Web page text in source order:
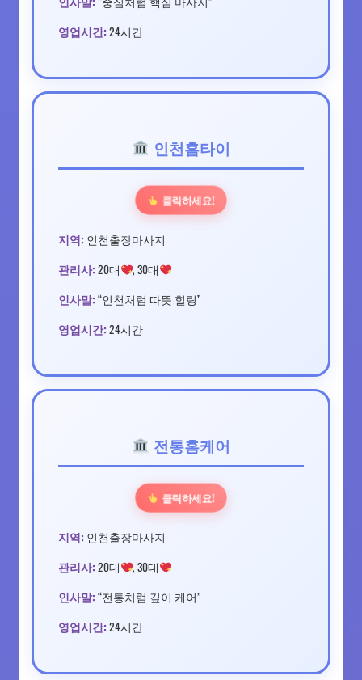
영업시간: 24시간
인천홈타이
클릭하세요!
지역: 인천출장마사지
관리사: 20대 , 30대
인사말: “인천처럼 따뜻 힐링”
영업시간: 24시간
전통홈케어
클릭하세요!
지역: 인천출장마사지
관리사: 20대 , 30대
인사말: “전통처럼 깊이 케어”
영업시간: 24시간